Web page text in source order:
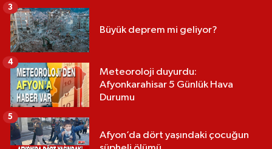
Büyük deprem mi geliyor?
3
Meteoroloji duyurdu:
Afyonkarahisar 5 Günlük Hava
Durumu
4
Afyon’da dört yaşındaki çocuğun
5